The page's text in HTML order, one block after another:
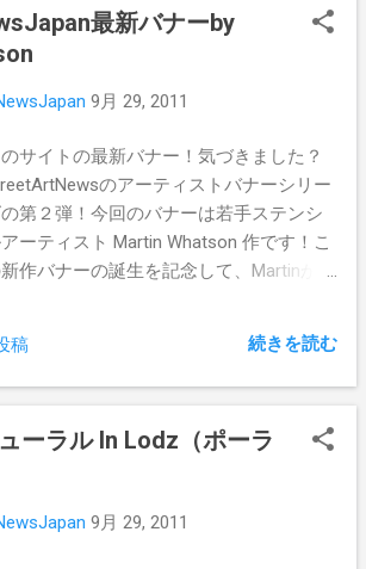
最新バナーby
9月 29, 2011
サイトの最新バナー！気づきました？
のアーティストバナーシリー
第２弾！今回のバナーは若手ステンシ
ーティスト Martin Whatson 作です！こ
作バナーの誕生を記念して、Martinから
稿 続きを読む
ーラル In Lodz（ポーラ
9月 29, 2011